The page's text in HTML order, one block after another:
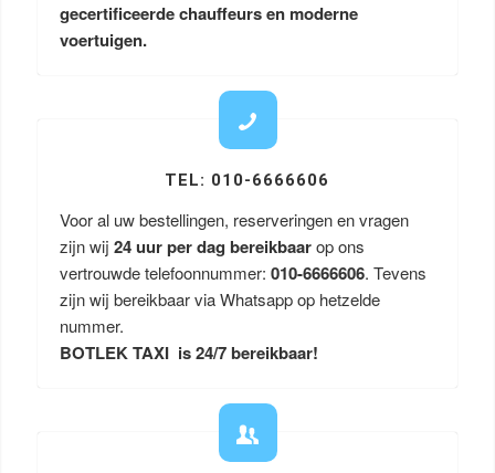
gecertificeerde chauffeurs en moderne
voertuigen.
TEL: 010-6666606
Voor al uw bestellingen, reserveringen en vragen
zijn wij 24 uur per dag bereikbaarop ons
vertrouwde telefoonnummer: 010-6666606. Tevens
zijn wij bereikbaar via Whatsapp op hetzelde
nummer.
BOTLEK TAXI is 24/7 bereikbaar!